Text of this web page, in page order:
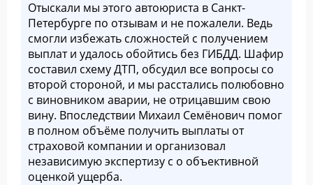
Отыскали мы этого автоюриста в Санкт-
Петербурге по отзывам и не пожалели. Ведь
смогли избежать сложностей с получением
выплат и удалось обойтись без ГИБДД. Шафир
составил схему ДТП, обсудил все вопросы со
второй стороной, и мы расстались полюбовно
с виновником аварии, не отрицавшим свою
вину. Впоследствии Михаил Семёнович помог
в полном объёме получить выплаты от
страховой компании и организовал
независимую экспертизу с о объективной
оценкой ущерба.